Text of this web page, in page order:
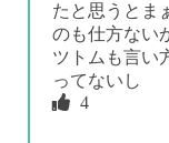
たと思うとま
のも仕方ない
ツトムも言い
ってないし
4